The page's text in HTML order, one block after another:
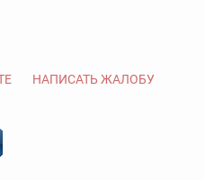
НАПИСАТЬ ЖАЛОБУ